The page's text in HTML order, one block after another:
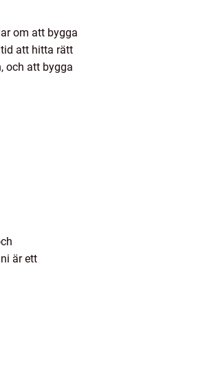
om att bygga
att hitta rätt
och att bygga
är ett